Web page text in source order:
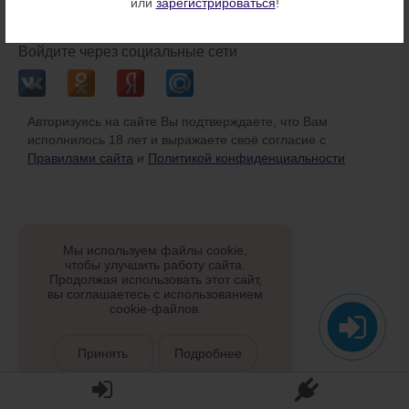
Войдите через социальные сети
Авторизуясь на сайте Вы подтверждаете, что Вам
исполнилось 18 лет и выражаете своё согласие с
Правилами сайта и Политикой конфиденциальности
Мы используем файлы cookie,
чтобы улучшить работу сайта.
Продолжая использовать этот сайт,
вы соглашаетесь с использованием
cookie-файлов.
Принять Подробнее